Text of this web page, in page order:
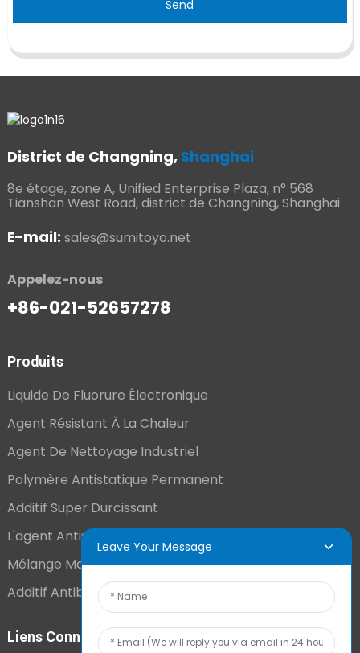
Send
District de Changning, Shanghai
8e étage, zone A, Unified Enterprise Plaza, n° 568
Tianshan West Road, district de Changning, Shanghai
E-mail: sales@sumitoyo.net
Appelez-nous
+86-021-52657278
Produits
Liquide De Fluorure Électronique
Agent Résistant À La Chaleur
Agent De Nettoyage Industriel
Polymère Antistatique Permanent
Additif Super Durcissant
L'agent Antistatique Longue Durée
Mélange Maître VCI
Additif Antibuée Ajouté En Interne
Liens Connexes
Leave Your Message